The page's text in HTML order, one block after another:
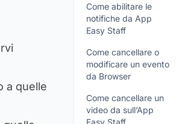
a quelle
Come abilitare le
notifiche da App
Easy Staff
Come cancellare o
modificare un evento
da Browser
Come cancellare un
video da sull’App
Easy Staff